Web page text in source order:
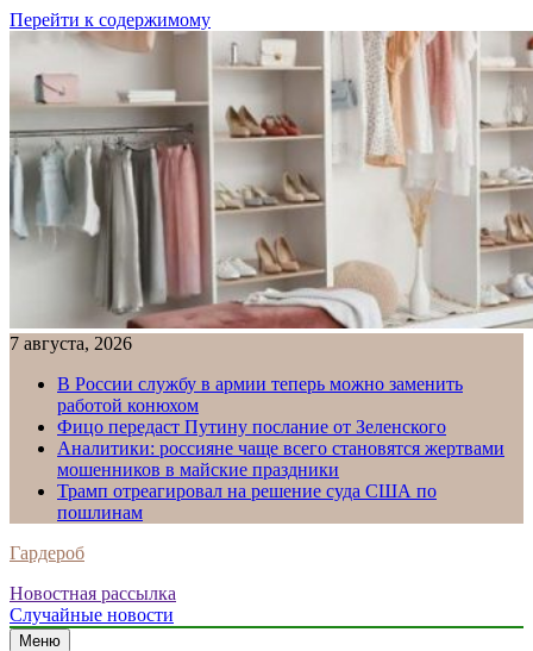
Перейти к содержимому
7 августа, 2026
В России службу в армии теперь можно заменить
работой конюхом
Фицо передаст Путину послание от Зеленского
Аналитики: россияне чаще всего становятся жертвами
мошенников в майские праздники
Трамп отреагировал на решение суда США по
пошлинам
Гардероб
Новостная рассылка
Случайные новости
Меню